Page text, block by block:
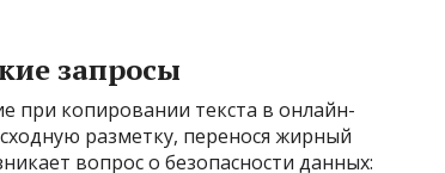
запросы
при копировании текста в онлайн-
разметку, перенося жирный
вопрос о безопасности данных: